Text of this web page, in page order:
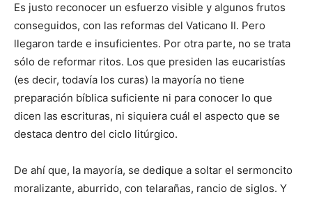
Es justo reconocer un esfuerzo visible y algunos frutos
conseguidos, con las reformas del Vaticano II. Pero
llegaron tarde e insuficientes. Por otra parte, no se trata
sólo de reformar ritos. Los que presiden las eucaristías
(es decir, todavía los curas) la mayoría no tiene
preparación bíblica suficiente ni para conocer lo que
dicen las escrituras, ni siquiera cuál el aspecto que se
destaca dentro del ciclo litúrgico.
De ahí que, la mayoría, se dedique a soltar el sermoncito
moralizante, aburrido, con telarañas, rancio de siglos. Y